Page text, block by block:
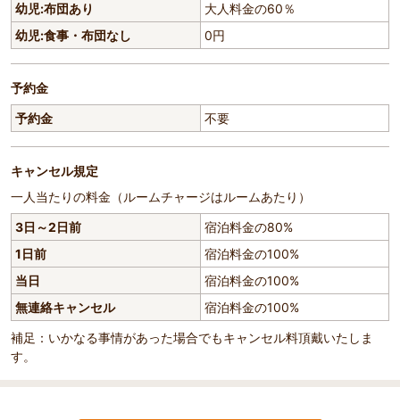
幼児:布団あり
大人料金の60％
幼児:食事・布団なし
0円
予約金
予約金
不要
キャンセル規定
一人当たりの料金（ルームチャージはルームあたり）
3日～2日前
宿泊料金の80%
1日前
宿泊料金の100%
当日
宿泊料金の100%
無連絡キャンセル
宿泊料金の100%
補足：いかなる事情があった場合でもキャンセル料頂戴いたしま
す。